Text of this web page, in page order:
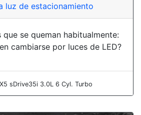
luz de estacionamiento
que se queman habitualmente:
cambiarse por luces de LED?
sDrive35i 3.0L 6 Cyl. Turbo